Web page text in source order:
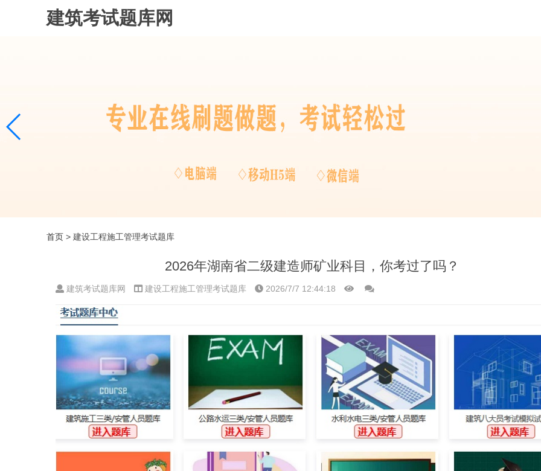
建筑考试题库网
首页 > 建设工程施工管理考试题库
2026年湖南省二级建造师矿业科目，你考过了吗？
建筑考试题库网 建设工程施工管理考试题库 2026/7/7 12:44:18